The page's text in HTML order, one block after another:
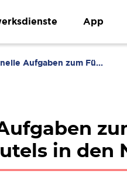
App
Aufgaben zum Fü...
in den